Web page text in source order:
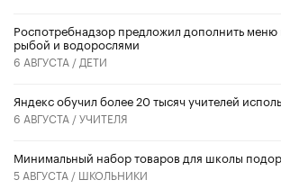
Роспотребнадзор предложил дополнить меню
рыбой и водорослями
6 АВГУСТА / ДЕТИ
​Яндекс обучил более 20 тысяч учителей
6 АВГУСТА /УЧИТЕЛЯ
Минимальный набор товаров для школы
5 АВГУСТА / ШКОЛЬНИКИ